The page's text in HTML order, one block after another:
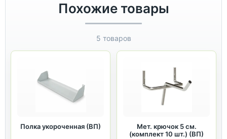
Похожие товары
5 товаров
Полка укороченная (ВП)
Мет. крючок 5 см.
(комплект 10 шт.) (ВП)